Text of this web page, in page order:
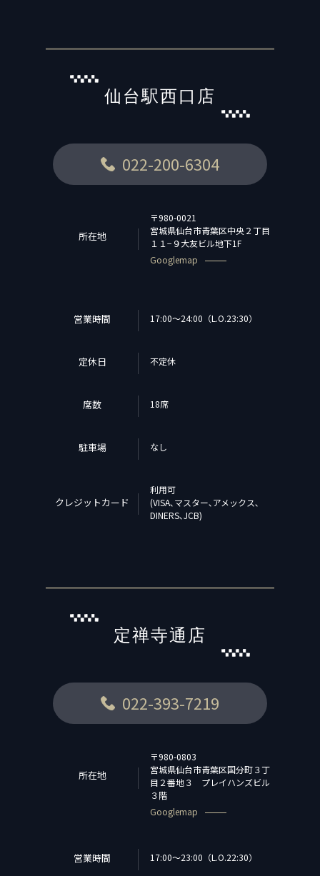
仙台駅西口店
022-200-6304
所在地
〒980-0021
宮城県仙台市青葉区中央２丁目
１１−９大友ビル地下1F
Googlemap
営業時間 17:00～24:00（L.O.23:30）
定休日 不定休
席数 18席
駐車場 なし
クレジットカード
利用可
(VISA､マスター､アメックス､
DINERS､JCB)
定禅寺通店
022-393-7219
所在地
〒980-0803
宮城県仙台市青葉区国分町３丁
目２番地３ プレイハンズビル
３階
Googlemap
営業時間 17:00～23:00（L.O.22:30）